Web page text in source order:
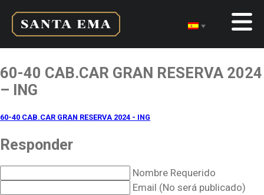
60-40 CAB.CAR GRAN RESERVA 2024
– ING
60-40 CAB.CAR GRAN RESERVA 2024 - ING
Responder
Nombre Requerido
Email (No será publicado)